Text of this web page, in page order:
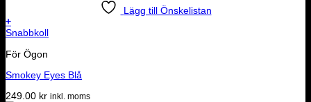
Lägg till Önskelistan
+
Snabbkoll
För Ögon
Smokey Eyes Blå
249.00 kr inkl. moms